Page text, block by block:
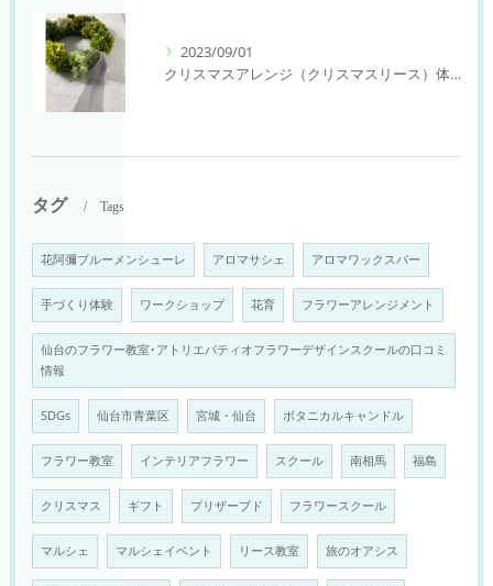
2023/09/01
クリスマスアレンジ（クリスマスリース）体験レッスン【アトリエパティオフラワーデザインスクール】
タグ Tags
花阿彌ブルーメンシューレ アロマサシェ アロマワックスバー
手づくり体験 ワークショップ 花育 フラワーアレンジメント
仙台のフラワー教室･アトリエパティオフラワーデザインスクールの口コミ
情報
SDGs 仙台市青葉区 宮城・仙台 ボタニカルキャンドル
フラワー教室 インテリアフラワー スクール 南相馬 福島
クリスマス ギフト プリザーブド フラワースクール
マルシェ マルシェイベント リース教室 旅のオアシス